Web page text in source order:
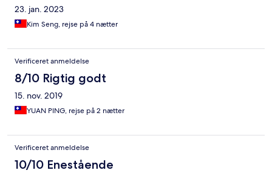
23. jan. 2023
Kim Seng, rejse på 4 nætter
Verificeret anmeldelse
8/10 Rigtig godt
15. nov. 2019
YUAN PING, rejse på 2 nætter
Verificeret anmeldelse
10/10 Enestående